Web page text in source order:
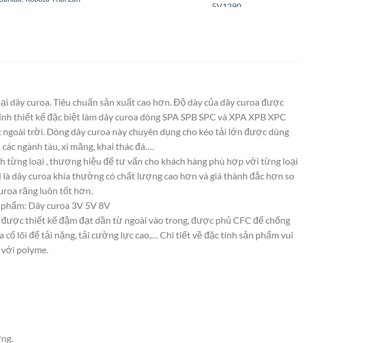
dây curoa. Tiêu chuẩn sản xuất cao hơn. Độ dày của dây curoa được
kế đặc biệt làm dây curoa dòng SPA SPB SPC và XPA XPB XPC
trời. Dòng dây curoa này chuyên dụng cho kéo tải lớn được dùng
ngành tàu, xi măng, khai thác đá….
từng loại , thương hiệu để tư vấn cho khách hàng phù hợp với từng loại
dây curoa khía thường có chất lượng cao hơn và giá thành đắc hơn so
răng luôn tốt hơn.
Dây curoa 3V 5V 8V
thiết kế đậm đạt dần từ ngoài vào trong, được phủ CFC để chống
lõi để tải nặng, tải cường lực cao,… Chi tiết về đặc tính sản phẩm vui
polyme.